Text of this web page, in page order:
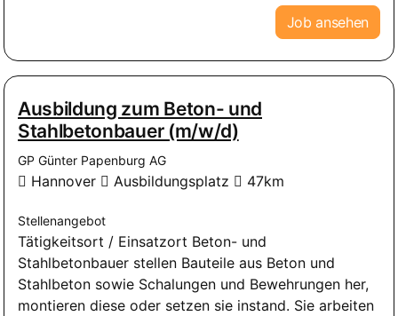
Job ansehen
Ausbildung zum Beton- und
Stahlbetonbauer (m/w/d)
GP Günter Papenburg AG
Hannover Ausbildungsplatz 47km
Stellenangebot
Tätigkeitsort / Einsatzort Beton- und
Stahlbetonbauer stellen Bauteile aus Beton und
Stahlbeton sowie Schalungen und Bewehrungen her,
montieren diese oder setzen sie instand. Sie arbeiten